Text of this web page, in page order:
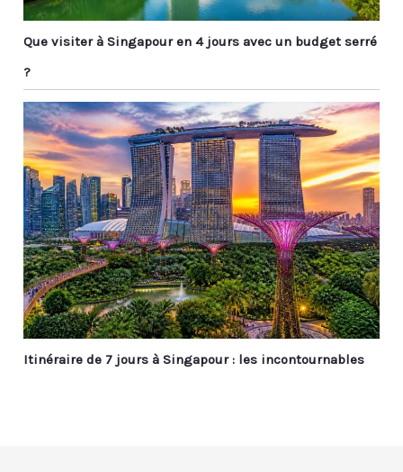
Que visiter à Singapour en 4 jours avec un budget serré
?
Itinéraire de 7 jours à Singapour : les incontournables